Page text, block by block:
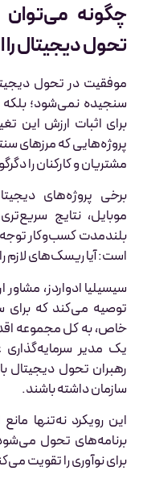
تحول دیجیتال را
موفقیت در تحول
پروژه‌هایی که مرزهای
مشتریان و کارکنان را
برخی پروژه‌های
موبایل، نتایج
بلندمدت کسب‌وکار توجه
است: آیا ریسک‌های لازم
خاص، به کل مجموعه
یک مدیر
رهبران تحول دیجیتال
سازمان داشته باشند.
این رویکرد نه‌تنها
برنامه‌های تحول
برای نوآوری را تقویت